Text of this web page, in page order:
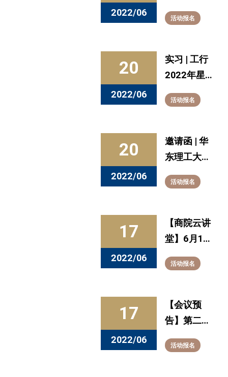
2022/06
球校招夏季
研发专场正
活动报名
20
2022/06
实习 | 工行
2022年星
令营暑期实
习正式启
活动报名
20
2022/06
邀请函 | 华
东理工大学
2022届离
校未就业毕
聘会
活动报名
17
2022/06
【商院云讲
堂】6月17
日晚8点，
听专家解读
化与知识产
权保护
活动报名
17
2022/06
【会议预
告】第二届
“数字经济
下的合同与
活动报名